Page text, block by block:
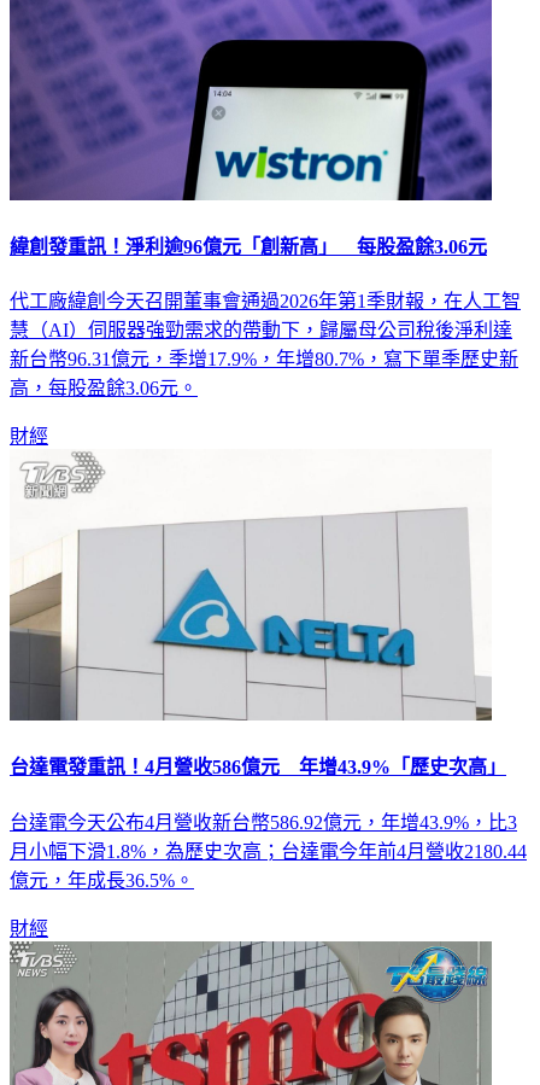
緯創發重訊！淨利逾96億元「創新高」 每股盈餘3.06元
代工廠緯創今天召開董事會通過2026年第1季財報，在人工智
慧（AI）伺服器強勁需求的帶動下，歸屬母公司稅後淨利達
新台幣96.31億元，季增17.9%，年增80.7%，寫下單季歷史新
高，每股盈餘3.06元。
財經
台達電發重訊！4月營收586億元 年增43.9%「歷史次高」
台達電今天公布4月營收新台幣586.92億元，年增43.9%，比3
月小幅下滑1.8%，為歷史次高；台達電今年前4月營收2180.44
億元，年成長36.5%。
財經